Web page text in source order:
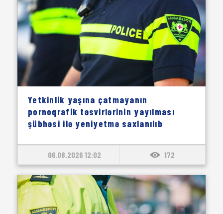
Yetkinlik yaşına çatmayanın
pornoqrafik təsvirlərinin yayılması
şübhəsi ilə yeniyetmə saxlanılıb
06.08.2026 12:02 172